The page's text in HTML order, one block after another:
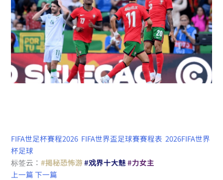
FIFA世足杯賽程2026 FIFA世界盃足球賽賽程表 2026FIFA世界
杯足球
标签云：#揭秘恐怖游 #戏界十大魅 #力女主
上一篇 下一篇